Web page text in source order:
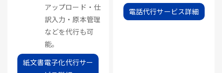
アップロード・仕
訳入力・原本管理
などを代行も可
能。
紙文書電子化代行サー
電話代行サービス詳細